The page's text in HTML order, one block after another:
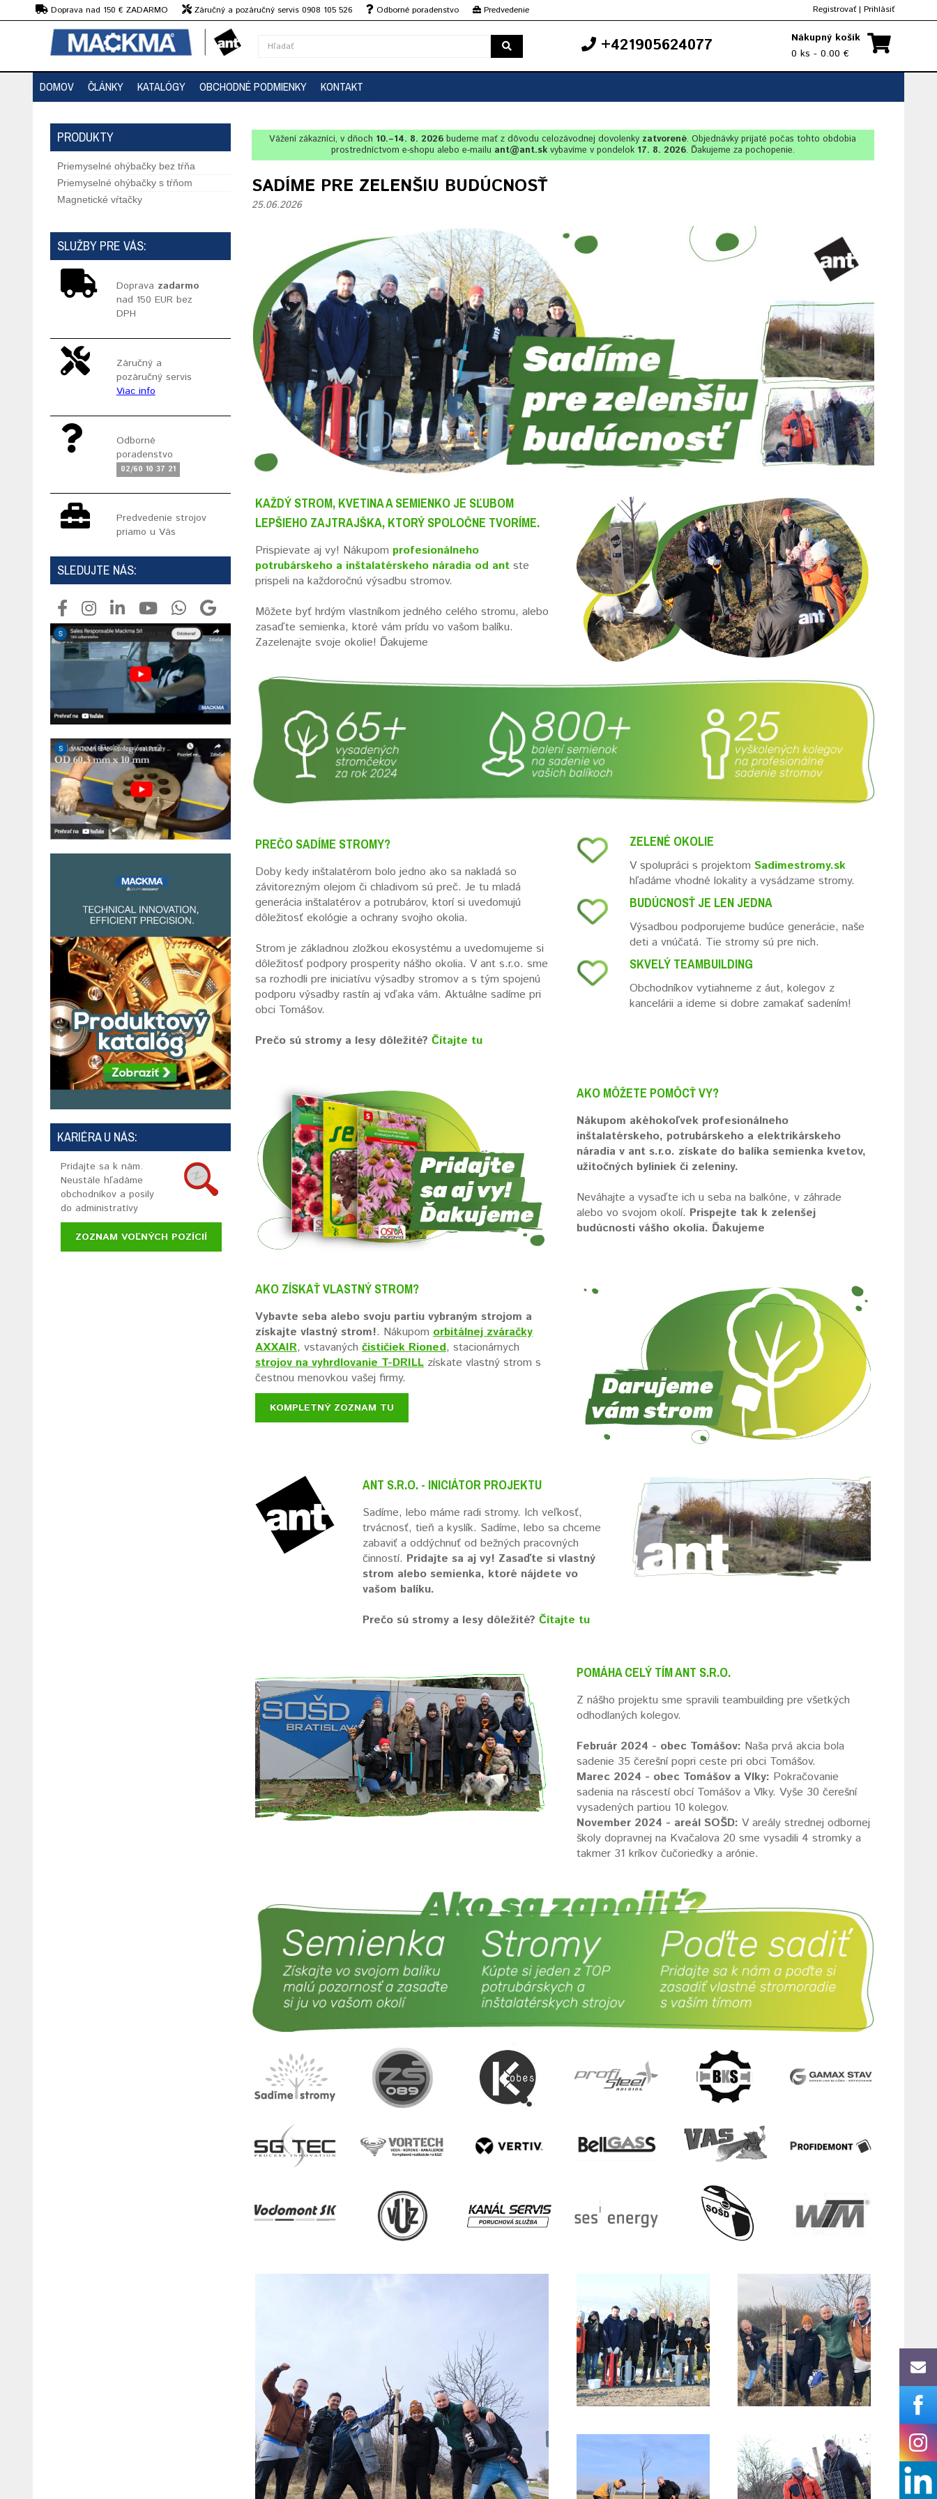
Doprava nad 150 € ZADARMO Záručný a pozáručný servis 0908 105 526 Odborné poradenstvo
Predvedenie
strojov
Registrovať | Prihlásiť
+421905624077
Nákupný košík
0 ks - 0.00 €
DOMOV ČLÁNKY KATALÓGY OBCHODNÉ PODMIENKY KONTAKT
PRODUKTY
Priemyselné ohýbačky bez tŕňa
Priemyselné ohýbačky s tŕňom
Magnetické vŕtačky
SLUŽBY PRE VÁS:
Doprava zadarmo
nad 150 EUR bez
DPH
Záručný a
pozáručný servis
Viac info
Odborné
poradenstvo
02/60 10 37 21
Predvedenie strojov
priamo u Vás
SLEDUJTE NÁS:
KARIÉRA U NÁS:
Pridajte sa k nám.
Neustále hľadáme
obchodníkov a posily
do administratívy
ZOZNAM VOĽNÝCH POZÍCIÍ
Vážení zákazníci, v dňoch 10.–14. 8. 2026 budeme mať z dôvodu celozávodnej dovolenky zatvorené. Objednávky prijaté počas tohto obdobia
prostredníctvom e-shopu alebo e-mailu ant@ant.skvybavíme v pondelok 17. 8. 2026. Ďakujeme za pochopenie.
SADÍME PRE ZELENŠIU BUDÚCNOSŤ
25.06.2026
KAŽDÝ STROM, KVETINA A SEMIENKO JE SĽUBOM
LEPŠIEHO ZAJTRAJŠKA, KTORÝ SPOLOČNE TVORÍME.
Prispievate aj vy! Nákupom profesionálneho
potrubárskeho a inštalatérskeho náradia od ant ste
prispeli na každoročnú výsadbu stromov.
Môžete byť hrdým vlastníkom jedného celého stromu, alebo
zasaďte semienka, ktoré vám prídu vo vašom balíku.
Zazelenajte svoje okolie! Ďakujeme
PREČO SADÍME STROMY?
Doby kedy inštalatérom bolo jedno ako sa nakladá so
závitorezným olejom či chladivom sú preč. Je tu mladá
generácia inštalatérov a potrubárov, ktorí si uvedomujú
dôležitosť ekológie a ochrany svojho okolia.
Strom je základnou zložkou ekosystému a uvedomujeme si
dôležitosť podpory prosperity nášho okolia. V ant s.r.o. sme
sa rozhodli pre iniciatívu výsadby stromov a s tým spojenú
podporu výsadby rastín aj vďaka vám. Aktuálne sadíme pri
obci Tomášov.
Prečo sú stromy a lesy dôležité?Čítajte tu
ZELENÉ OKOLIE
V spolupráci s projektom Sadimestromy.sk
hľadáme vhodné lokality a vysádzame stromy.
BUDÚCNOSŤ JE LEN JEDNA
Výsadbou podporujeme budúce generácie, naše
deti a vnúčatá. Tie stromy sú pre nich.
SKVELÝ TEAMBUILDING
Obchodníkov vytiahneme z áut, kolegov z
kancelárii a ideme si dobre zamakať sadením!
AKO MÔŽETE POMÔCŤ VY?
Nákupom akéhokoľvek profesionálneho
inštalatérskeho, potrubárskeho a elektrikárskeho
náradia v ant s.r.o. získate do balíka semienka kvetov,
užitočných byliniek či zeleniny.
Neváhajte a vysaďte ich u seba na balkóne, v záhrade
alebo vo svojom okolí. Prispejte tak k zelenšej
budúcnosti vášho okolia. Ďakujeme
AKO ZÍSKAŤ VLASTNÝ STROM?
Vybavte seba alebo svoju partiu vybraným strojom a
získajte vlastný strom!. Nákupomorbitálnej zváračky
AXXAIR, vstavanýchčističiek Rioned, stacionárnych
strojov na vyhrdlovanie T-DRILL získate vlastný strom s
čestnou menovkou vašej firmy.
KOMPLETNÝ ZOZNAM TU
ANT S.R.O. - INICIÁTOR PROJEKTU
Sadíme, lebo máme radi stromy. Ich veľkosť,
trvácnosť, tieň a kyslík. Sadíme, lebo sa chceme
zabaviť a oddýchnuť od bežných pracovných
činností. Pridajte sa aj vy! Zasaďte si vlastný
strom alebo semienka, ktoré nájdete vo
vašom balíku.
Prečo sú stromy a lesy dôležité? Čítajte tu
POMÁHA CELÝ TÍM ANT S.R.O.
Z nášho projektu sme spravili teambuilding pre všetkých
odhodlaných kolegov.
Február 2024 - obec Tomášov: Naša prvá akcia bola
sadenie 35 čerešní popri ceste pri obci Tomášov.
Marec 2024 - obec Tomášov a Vlky: Pokračovanie
sadenia na ráscestí obcí Tomášov a Vlky. Vyše 30 čerešní
vysadených partiou 10 kolegov.
November 2024 - areál SOŠD:V areály strednej odbornej
školy dopravnej na Kvačalova 20 sme vysadili 4 stromky a
takmer 31 kríkov čučoriedky a arónie.